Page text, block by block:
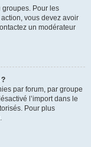
groupes. Pour les
vous devez avoir
un modérateur
par forum, par groupe
l’import dans le
Pour plus